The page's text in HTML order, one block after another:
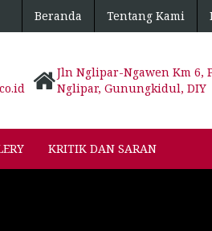
Beranda Tentang Kami
Jln Nglipar-Ngawen Km 6,
Nglipar, Gunungkidul, DIY
KRITIK DAN SARAN